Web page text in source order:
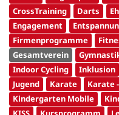
CrossTraining
Darts
Engagement
Firmenprogramme
Gesamtverein
Indoor Cycling
Inklusion
Jugend
Karate Karate
Kindergarten Mobile